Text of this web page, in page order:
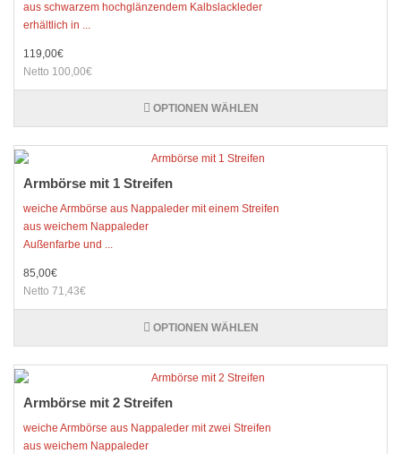
aus schwarzem hochglänzendem Kalbslackleder
erhältlich in ...
119,00€
Netto 100,00€
OPTIONEN WÄHLEN
Armbörse mit 1 Streifen
weiche Armbörse aus Nappaleder mit einem Streifen
aus weichem Nappaleder
Außenfarbe und ...
85,00€
Netto 71,43€
OPTIONEN WÄHLEN
Armbörse mit 2 Streifen
weiche Armbörse aus Nappaleder mit zwei Streifen
aus weichem Nappaleder